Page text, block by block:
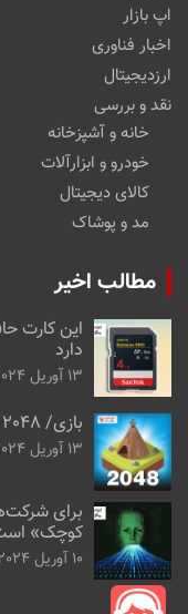
اپ بازار
اخبار فناوری
ارزدیجیتال
نقد و بررسی
خانه و آشپزخانه
خودرو و ابزارآلات
کالای دیجیتال
مد و پوشاک
مطالب اخیر
دارد
13 آوریل 2024
بازی/ Age of 2048؛ بزرگ‌ترین تمدن جهان را بسازید
13 آوریل 2024
برای
کوچک»
10 آوریل 2024